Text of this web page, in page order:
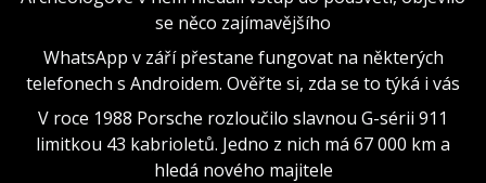
se něco zajímavějšího
WhatsApp v září přestane fungovat na některých
telefonech s Androidem. Ověřte si, zda se to týká i vás
V roce 1988 Porsche rozloučilo slavnou G-sérii 911
limitkou 43 kabrioletů. Jedno z nich má 67 000 km a
hledá nového majitele